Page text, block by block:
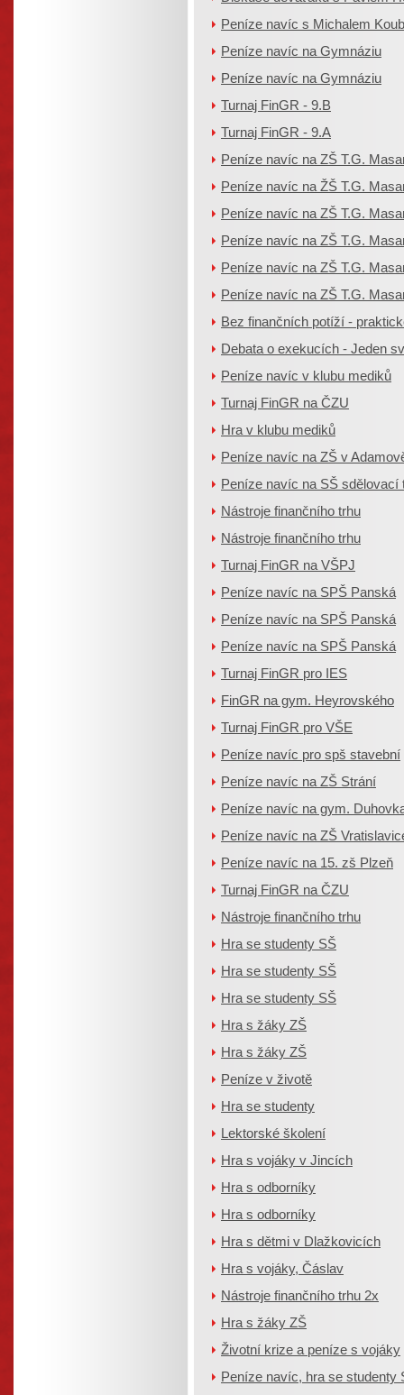
Peníze navíc s Michalem
Peníze navíc na Gymnáziu
Peníze navíc na Gymnáziu
Turnaj FinGR - 9.B
Turnaj FinGR - 9.A
Peníze navíc na ZŠ T.G.
Peníze navíc na ŽŠ T.G.
Peníze navíc na ZŠ T.G.
Peníze navíc na ZŠ T.G.
Peníze navíc na ZŠ T.G.
Peníze navíc na ZŠ T.G.
Bez finančních potíží -
Debata o exekucích - Jeden
Peníze navíc v klubu mediků
Turnaj FinGR na ČZU
Hra v klubu mediků
Peníze navíc na ZŠ v
Peníze navíc na SŠ sdělovací
Nástroje finančního trhu
Nástroje finančního trhu
Turnaj FinGR na VŠPJ
Peníze navíc na SPŠ Panská
Peníze navíc na SPŠ Panská
Peníze navíc na SPŠ Panská
Turnaj FinGR pro IES
FinGR na gym. Heyrovského
Turnaj FinGR pro VŠE
Peníze navíc pro spš stavební
Peníze navíc na ZŠ Strání
Peníze navíc na gym.
Peníze navíc na ZŠ
Peníze navíc na 15. zš Plzeň
Turnaj FinGR na ČZU
Nástroje finančního trhu
Hra se studenty SŠ
Hra se studenty SŠ
Hra se studenty SŠ
Hra s žáky ZŠ
Hra s žáky ZŠ
Peníze v životě
Hra se studenty
Lektorské školení
Hra s vojáky v Jincích
Hra s odborníky
Hra s odborníky
Hra s dětmi v Dlažkovicích
Hra s vojáky, Čáslav
Nástroje finančního trhu 2x
Hra s žáky ZŠ
Životní krize a peníze s vojáky
Peníze navíc, hra se studenty